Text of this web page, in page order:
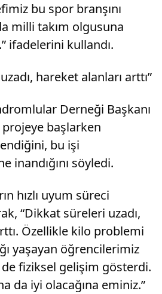
bu spor branşını
milli takım olgusuna
ifadelerini kullandı.
hareket alanları arttı”
Derneği Başkanı
başlarken
bu işi
inandığını söyledi.
hızlı uyum süreci
“Dikkat süreleri uzadı,
Özellikle kilo problemi
yaşayan öğrencilerimiz
fiziksel gelişim gösterdi.
da iyi olacağına eminiz.”